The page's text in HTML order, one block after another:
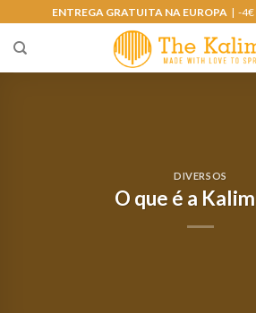
conteúdo
ENTREGA GRATUITA NA EUROPA | -4€
DIVERSOS
O que é a